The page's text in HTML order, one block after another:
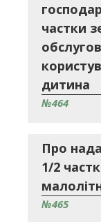
частки
дитина
№464
Про
1/2
№465